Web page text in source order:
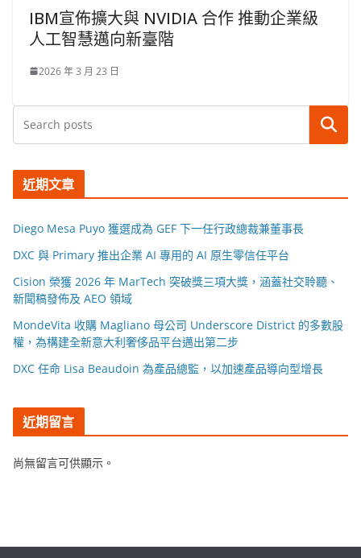
IBM宣佈擴大與 NVIDIA 合作 推動企業級
人工智慧邁向新臺階
2026 年 3 月 23 日
搜尋
近期文章
Diego Mesa Puyo 獲選成為 GEF 下一任行政總裁兼董事長
DXC 與 Primary 推出企業 AI 專用的 AI 原生零信任平台
Cision 榮獲 2026 年 MarTech 突破獎三項大獎，涵蓋社交聆聽、
新聞稿發佈及 AEO 領域
MondeVita 收購 Magliano 母公司 Underscore District 的多數股
權，為構建全新意大利奢侈品平台邁出第二步
DXC 任命 Lisa Beaudoin 為產品總監，以加速產品導向型增長
近期留言
尚無留言可供顯示。